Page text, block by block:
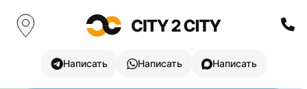
Написать Написать Написать